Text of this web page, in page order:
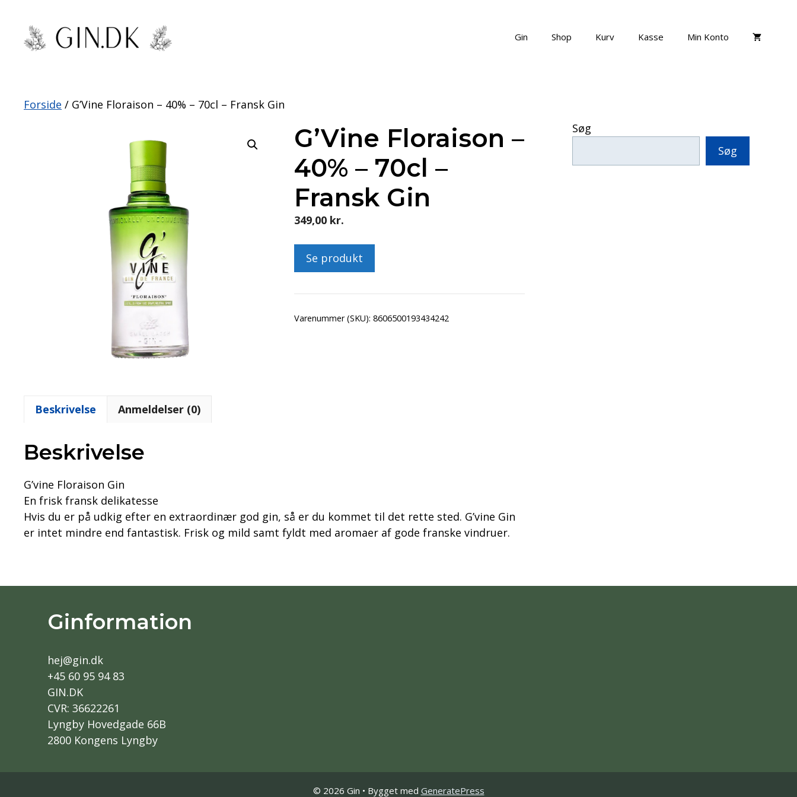
indhold
Gin Shop Kurv Kasse Min Konto
Forside / G’Vine Floraison – 40% – 70cl – Fransk Gin
G’Vine Floraison –
40% – 70cl –
Fransk Gin
349,00 kr.
Se produkt
Varenummer (SKU):8606500193434242
Beskrivelse Anmeldelser (0)
Beskrivelse
G’vine Floraison Gin
En frisk fransk delikatesse
Hvis du er på udkig efter en extraordinær god gin, så er du kommet til det rette sted. G’vine Gin
er intet mindre end fantastisk. Frisk og mild samt fyldt med aromaer af gode franske vindruer.
Søg
Søg
Ginformation
hej@gin.dk
+45 60 95 94 83
GIN.DK
CVR: 36622261
Lyngby Hovedgade 66B
2800 Kongens Lyngby
© 2026 Gin • Bygget med GeneratePress